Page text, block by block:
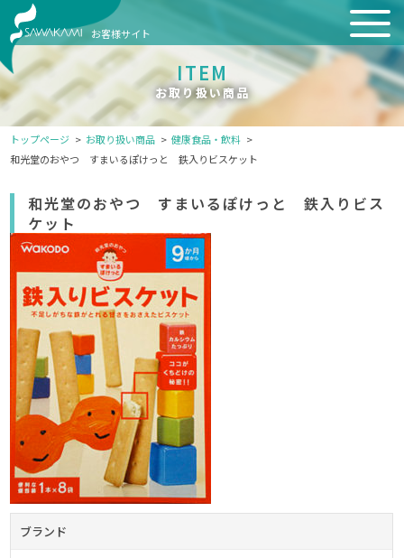
お客様サイト
ITEM
お取り扱い商品
トップページ お取り扱い商品
健康食品・飲料
和光堂のおやつ すまいるぽけっと 鉄入りビスケット
和光堂のおやつ すまいるぽけっと 鉄入りビス
ケット
ブランド